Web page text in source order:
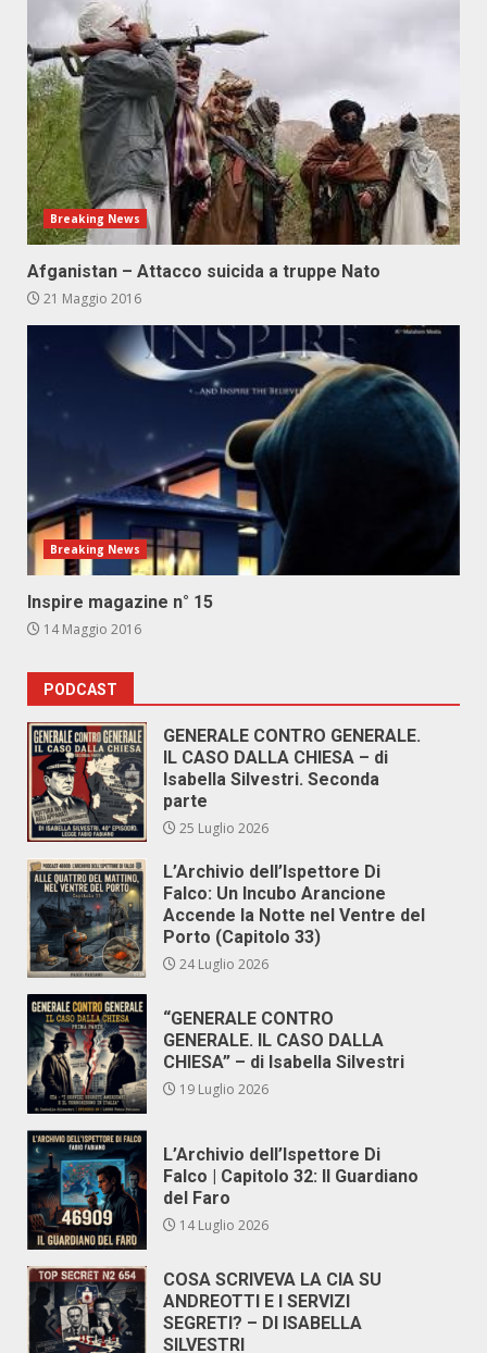
Breaking News
Afganistan – Attacco suicida a truppe Nato
21 Maggio 2016
Breaking News
Inspire magazine n° 15
14 Maggio 2016
PODCAST
GENERALE CONTRO GENERALE.
IL CASO DALLA CHIESA – di
Isabella Silvestri. Seconda
parte
25 Luglio 2026
L’Archivio dell’Ispettore Di
Falco: Un Incubo Arancione
Accende la Notte nel Ventre del
Porto (Capitolo 33)
24 Luglio 2026
“GENERALE CONTRO
GENERALE. IL CASO DALLA
CHIESA” – di Isabella Silvestri
19 Luglio 2026
L’Archivio dell’Ispettore Di
Falco | Capitolo 32: Il Guardiano
del Faro
14 Luglio 2026
COSA SCRIVEVA LA CIA SU
ANDREOTTI E I SERVIZI
SEGRETI? – DI ISABELLA
SILVESTRI